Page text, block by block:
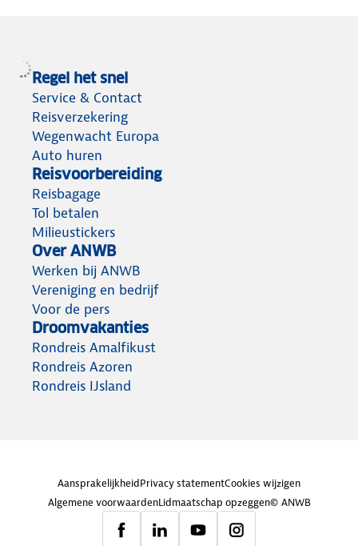
Regel het snel
Service & Contact
Reisverzekering
Wegenwacht Europa
Auto huren
Reisvoorbereiding
Reisbagage
Tol betalen
Milieustickers
Over ANWB
Werken bij ANWB
Vereniging en bedrijf
Voor de pers
Droomvakanties
Rondreis Amalfikust
Rondreis Azoren
Rondreis IJsland
AansprakelijkheidPrivacy statementCookies wijzigen
Algemene voorwaardenLidmaatschap opzeggen© ANWB